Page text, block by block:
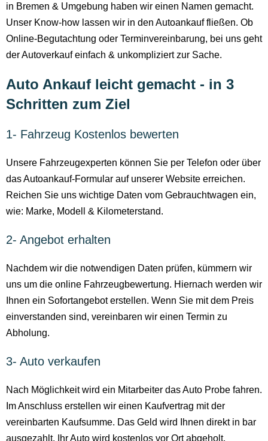
in Bremen & Umgebung haben wir einen Namen gemacht.
Unser Know-how lassen wir in den Autoankauf fließen. Ob
Online-Begutachtung oder Terminvereinbarung, bei uns geht
der Autoverkauf einfach & unkompliziert zur Sache.
Auto Ankauf leicht gemacht - in 3
Schritten zum Ziel
1- Fahrzeug Kostenlos bewerten
Unsere Fahrzeugexperten können Sie per Telefon oder über
das Autoankauf-Formular auf unserer Website erreichen.
Reichen Sie uns wichtige Daten vom Gebrauchtwagen ein,
wie: Marke, Modell & Kilometerstand.
2- Angebot erhalten
Nachdem wir die notwendigen Daten prüfen, kümmern wir
uns um die online Fahrzeugbewertung. Hiernach werden wir
Ihnen ein Sofortangebot erstellen. Wenn Sie mit dem Preis
einverstanden sind, vereinbaren wir einen Termin zu
Abholung.
3- Auto verkaufen
Nach Möglichkeit wird ein Mitarbeiter das Auto Probe fahren.
Im Anschluss erstellen wir einen Kaufvertrag mit der
vereinbarten Kaufsumme. Das Geld wird Ihnen direkt in bar
ausgezahlt. Ihr Auto wird kostenlos vor Ort abgeholt.